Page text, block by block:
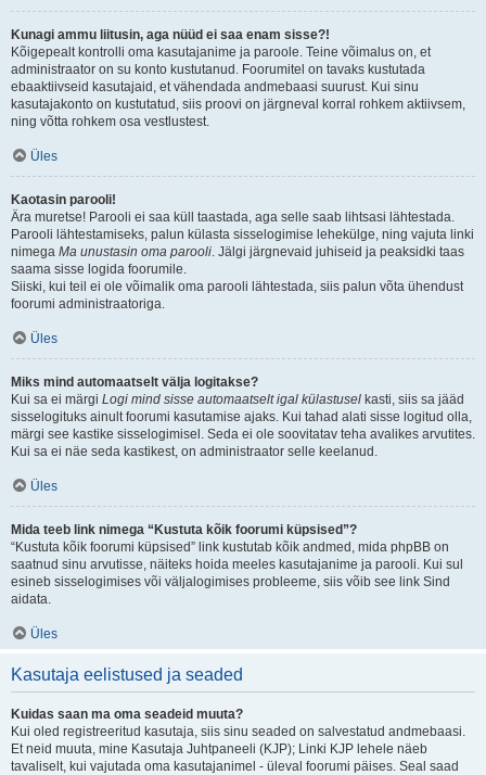
Kunagi ammu liitusin, aga nüüd ei saa enam sisse?!
Kõigepealt kontrolli oma kasutajanime ja paroole. Teine võimalus on, et
administraator on su konto kustutanud. Foorumitel on tavaks kustutada
ebaaktiivseid kasutajaid, et vähendada andmebaasi suurust. Kui sinu
kasutajakonto on kustutatud, siis proovi on järgneval korral rohkem aktiivsem,
ning võtta rohkem osa vestlustest.
Üles
Kaotasin parooli!
Ära muretse! Parooli ei saa küll taastada, aga selle saab lihtsasi lähtestada.
Parooli lähtestamiseks, palun külasta sisselogimise lehekülge, ning vajuta linki
nimega Ma unustasin oma parooli. Jälgi järgnevaid juhiseid ja peaksidki taas
saama sisse logida foorumile.
Siiski, kui teil ei ole võimalik oma parooli lähtestada, siis palun võta ühendust
foorumi administraatoriga.
Üles
Miks mind automaatselt välja logitakse?
Kui sa ei märgi Logi mind sisse automaatselt igal külastusel kasti, siis sa jääd
sisselogituks ainult foorumi kasutamise ajaks. Kui tahad alati sisse logitud olla,
märgi see kastike sisselogimisel. Seda ei ole soovitatav teha avalikes arvutites.
Kui sa ei näe seda kastikest, on administraator selle keelanud.
Üles
Mida teeb link nimega “Kustuta kõik foorumi küpsised”?
“Kustuta kõik foorumi küpsised” link kustutab kõik andmed, mida phpBB on
saatnud sinu arvutisse, näiteks hoida meeles kasutajanime ja parooli. Kui sul
esineb sisselogimises või väljalogimises probleeme, siis võib see link Sind
aidata.
Üles
Kasutaja eelistused ja seaded
Kuidas saan ma oma seadeid muuta?
Kui oled registreeritud kasutaja, siis sinu seaded on salvestatud andmebaasi.
Et neid muuta, mine Kasutaja Juhtpaneeli (KJP); Linki KJP lehele näeb
tavaliselt, kui vajutada oma kasutajanimel - üleval foorumi päises. Seal saad